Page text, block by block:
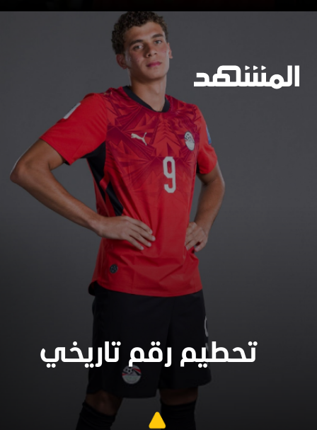
تحطيم رقم تاريخي